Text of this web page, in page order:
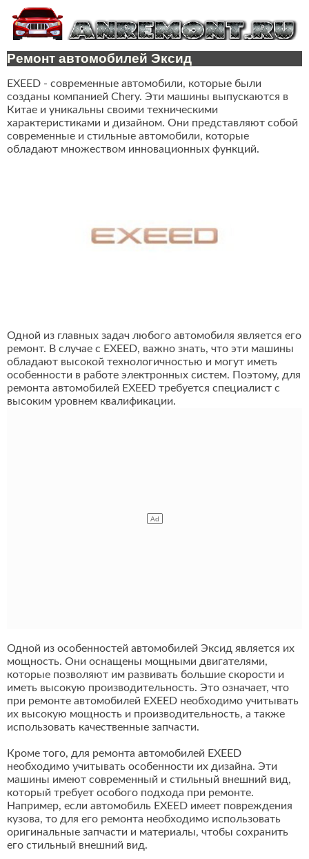
Ремонт автомобилей Эксид
EXEED - современные автомобили, которые были
созданы компанией Chery. Эти машины выпускаются в
Китае и уникальны своими техническими
характеристиками и дизайном. Они представляют собой
современные и стильные автомобили, которые
обладают множеством инновационных функций.
Одной из главных задач любого автомобиля является его
ремонт. В случае с EXEED, важно знать, что эти машины
обладают высокой технологичностью и могут иметь
особенности в работе электронных систем. Поэтому, для
ремонта автомобилей EXEED требуется специалист с
высоким уровнем квалификации.
Одной из особенностей автомобилей Эксид является их
мощность. Они оснащены мощными двигателями,
которые позволяют им развивать большие скорости и
иметь высокую производительность. Это означает, что
при ремонте автомобилей EXEED необходимо учитывать
их высокую мощность и производительность, а также
использовать качественные запчасти.
Кроме того, для ремонта автомобилей EXEED
необходимо учитывать особенности их дизайна. Эти
машины имеют современный и стильный внешний вид,
который требует особого подхода при ремонте.
Например, если автомобиль EXEED имеет повреждения
кузова, то для его ремонта необходимо использовать
оригинальные запчасти и материалы, чтобы сохранить
его стильный внешний вид.